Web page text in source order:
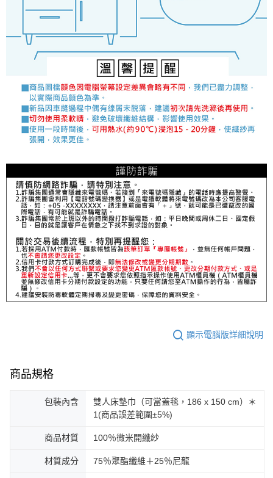
顯示電腦版詳細說明
商品規格
包裝內含
雙人床墊巾（可當蓋毯，186 x 150 cm）＊
1(商品誤差範圍±5%)
商品材質 100％微米開纖紗
材質成分 75％聚酯纖維＋25％尼龍